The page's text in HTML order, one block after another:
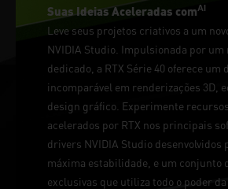
Suas Ideias Aceleradas comAI
Leve seus projetos criativos a um
NVIDIA Studio. Impulsionada por um
dedicado, a RTX Série 40 oferece um
incomparável em renderizações 3D,
design gráfico. Experimente
acelerados por RTX nos principais
drivers NVIDIA Studio desenvolvidos
máxima estabilidade, e um conjunto
exclusivas que utiliza todo o poder